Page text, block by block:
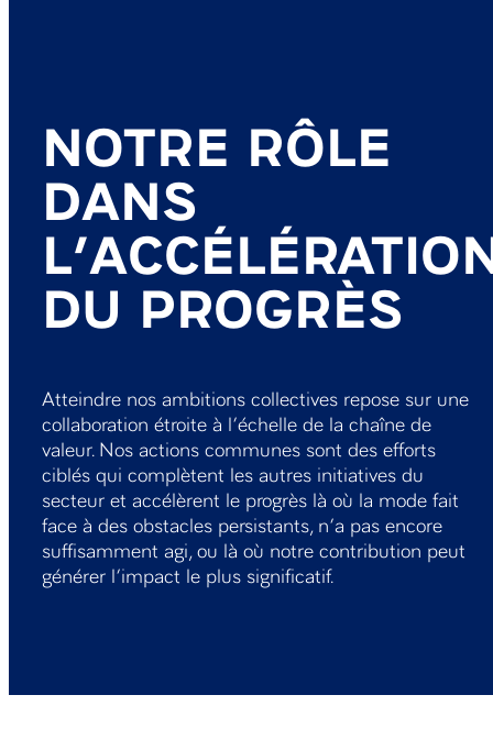
NOTRE RÔLE
DANS
DU PROGRÈS
Atteindre nos ambitions collectives repose sur une
collaboration étroite à l’échelle de la chaîne de
valeur. Nos actions communes sont des efforts
ciblés qui complètent les autres initiatives du
secteur et accélèrent le progrès là où la mode fait
face à des obstacles persistants, n’a pas encore
suffisamment agi, ou là où notre contribution peut
générer l’impact le plus significatif.